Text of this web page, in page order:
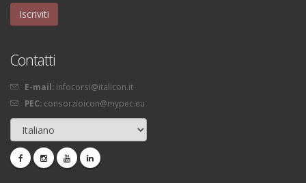
Contatti
E-mail: infocorsi@italicon.it
PEC: consorzioicon@mypec.eu